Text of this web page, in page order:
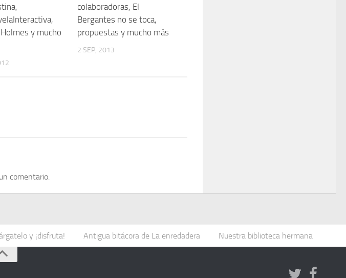
y mucho
colaboradoras, El
Bergantes no se toca,
propuestas y mucho más
2 SEP, 2013
comentario.
y ¡disfruta! Antigua bitácora de La enredadera Nuestra biblioteca hermana